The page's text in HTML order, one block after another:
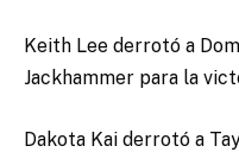
Keith Lee derrotó a
Jackhammer para la
Dakota Kai derrotó a